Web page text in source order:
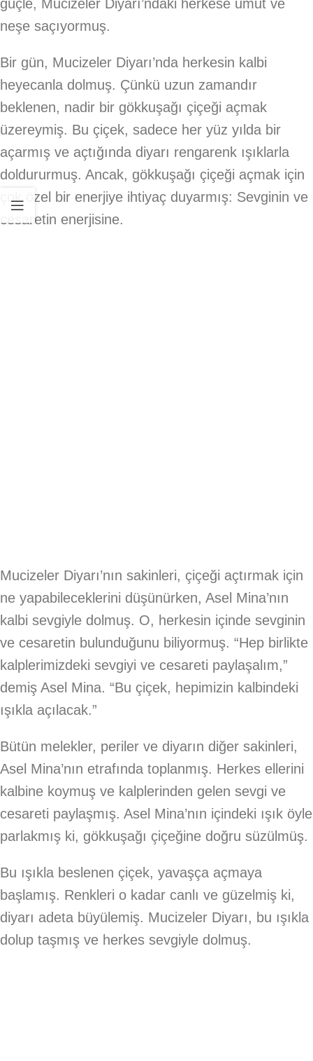
güçle, Mucizeler Diyarı’ndaki herkese umut ve
neşe saçıyormuş.
Bir gün, Mucizeler Diyarı’nda herkesin kalbi
heyecanla dolmuş. Çünkü uzun zamandır
beklenen, nadir bir gökkuşağı çiçeği açmak
üzereymiş. Bu çiçek, sadece her yüz yılda bir
açarmış ve açtığında diyarı rengarenk ışıklarla
doldururmuş. Ancak, gökkuşağı çiçeği açmak için
çok özel bir enerjiye ihtiyaç duyarmış: Sevginin ve
cesaretin enerjisine.
Mucizeler Diyarı’nın sakinleri, çiçeği açtırmak için
ne yapabileceklerini düşünürken, Asel Mina’nın
kalbi sevgiyle dolmuş. O, herkesin içinde sevginin
ve cesaretin bulunduğunu biliyormuş. “Hep birlikte
kalplerimizdeki sevgiyi ve cesareti paylaşalım,”
demiş Asel Mina. “Bu çiçek, hepimizin kalbindeki
ışıkla açılacak.”
Bütün melekler, periler ve diyarın diğer sakinleri,
Asel Mina’nın etrafında toplanmış. Herkes ellerini
kalbine koymuş ve kalplerinden gelen sevgi ve
cesareti paylaşmış. Asel Mina’nın içindeki ışık öyle
parlakmış ki, gökkuşağı çiçeğine doğru süzülmüş.
Bu ışıkla beslenen çiçek, yavaşça açmaya
başlamış. Renkleri o kadar canlı ve güzelmiş ki,
diyarı adeta büyülemiş. Mucizeler Diyarı, bu ışıkla
dolup taşmış ve herkes sevgiyle dolmuş.